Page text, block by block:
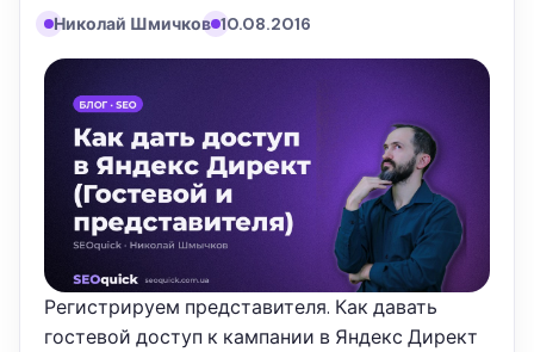
Николай Шмичков 10.08.2016
Регистрируем представителя. Как давать
гостевой доступ к кампании в Яндекс Директ